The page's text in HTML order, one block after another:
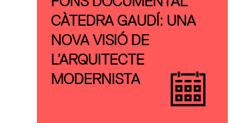
CÀTEDRA GAUDÍ: UNA
NOVA VISIÓ DE
L’ARQUITECTE
MODERNISTA